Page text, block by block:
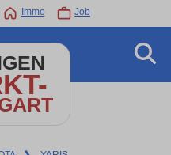
Immo Job